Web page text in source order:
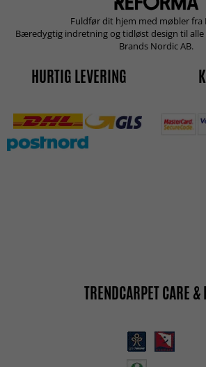
Fuldfør dit hjem med møbler fra
Bæredygtig indretning og tidløst design til alle
Brands Nordic AB.
HURTIG LEVERING
TRENDCARPET CARE &